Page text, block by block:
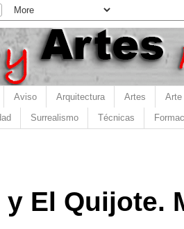
Aviso Arquitectura Artes Arte
Surrealismo Técnicas
y El Quijote.